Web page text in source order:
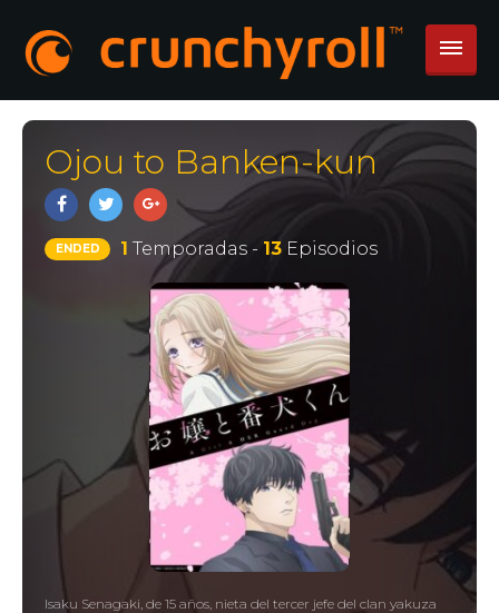
Ojou to Banken-kun
ENDED 1 Temporadas - 13Episodios
Isaku Senagaki, de 15 años, nieta del tercer jefe del clan yakuza